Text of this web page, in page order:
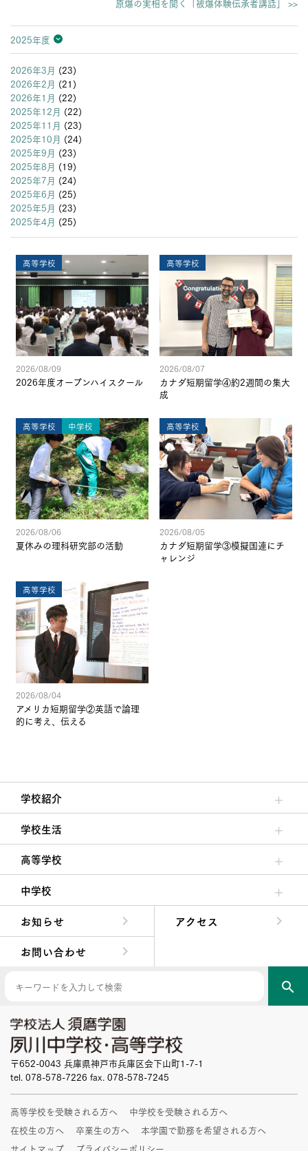
2025年度
2026年度
2025年度
2024年度
2023年度
2022年度
2021年度
2020年度
2019年度
2018年度
2017年度
2016年度
2015年度
2014年度
2013年度
2026年3月 (23)
2026年2月 (21)
2026年1月 (22)
2025年12月 (22)
2025年11月 (23)
2025年10月 (24)
2025年9月 (23)
2025年8月 (19)
2025年7月 (24)
2025年6月 (25)
2025年5月 (23)
2025年4月 (25)
高等学校
2026/08/09
2026年度オープンハイスクール
高等学校
2026/08/07
カナダ短期留学④約2週間の集大
成
高等学校 中学校
2026/08/06
夏休みの理科研究部の活動
高等学校
2026/08/05
カナダ短期留学③模擬国連にチ
ャレンジ
高等学校
2026/08/04
アメリカ短期留学②英語で論理
的に考え、伝える
学校紹介
理事長/学園長メッセージ
安心して任せられる学校
沿革
施設・設備
大学合格実績
学校生活
クラブ活動・生徒会活動
夙川ブログ
制服紹介
夙川カレンダー
高等学校
高校校長からの挨拶
高校の教育方針／特色
特進コース／進学コース
年間行事
先輩たちの声・生徒たちの声
中学校
中学校長からの挨拶
中学校の教育方針／特色
Aコース／Bコース
年間行事
先輩たちの声・生徒たちの声
お知らせ
アクセス
お問い合わせ
search
〒652-0043 兵庫県神戸市兵庫区会下山町1-7-1
tel. 078-578-7226 fax. 078-578-7245
高等学校を受験される方へ
中学校を受験される方へ
在校生の方へ
卒業生の方へ
本学園で勤務を希望される方へ